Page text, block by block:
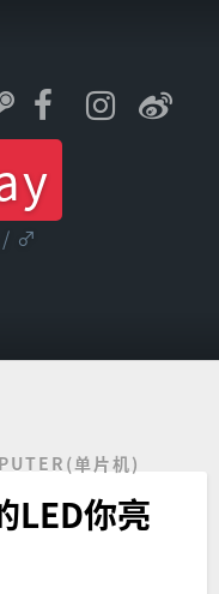
/ ♂
单片机)
LED你亮